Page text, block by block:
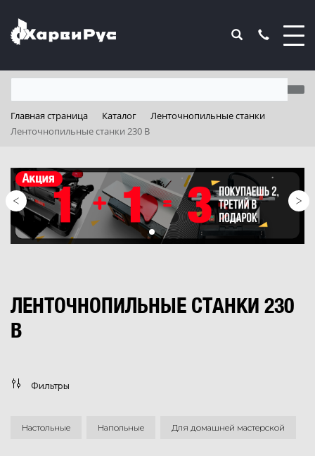
Главная страница Каталог
Ленточнопильные станки
Ленточнопильные станки 230 В
ЛЕНТОЧНОПИЛЬНЫЕ СТАНКИ 230
В
Фильтры
Настольные Напольные Для домашней мастерской